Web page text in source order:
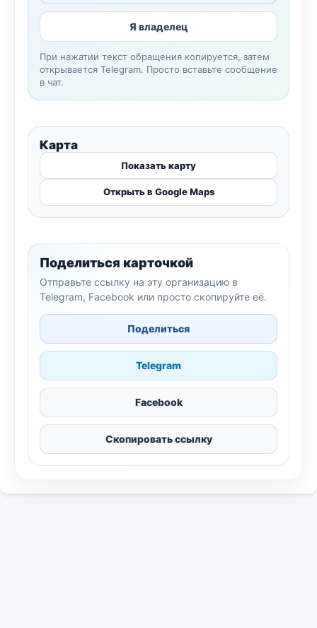
Я владелец
При нажатии текст обращения копируется, затем
открывается Telegram. Просто вставьте сообщение
в чат.
Карта
Показать карту
Открыть в Google Maps
Поделиться карточкой
Отправьте ссылку на эту организацию в
Telegram, Facebook или просто скопируйте её.
Поделиться
Telegram
Facebook
Скопировать ссылку